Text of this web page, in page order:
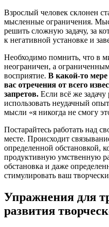
Взрослый человек склонен
мысленные ограничения.
решить сложную задачу, за
к негативной установке и
Необходимо помнить, что в
неограничен, а
восприятие. В какой-то мере
вас отречения от всего
запретов. Если всё же задачу
использовать неудачный
мысли «я никогда не смогу
Постарайтесь работать над
месте. Происходит
определенной обстановкой,
продуктивную умственную
обстановка и даже
стимулировать ваш
Упражнения для
развития